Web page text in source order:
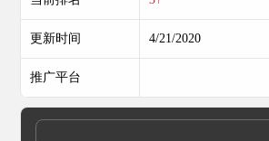
更新时间 4/21/2020
推广平台